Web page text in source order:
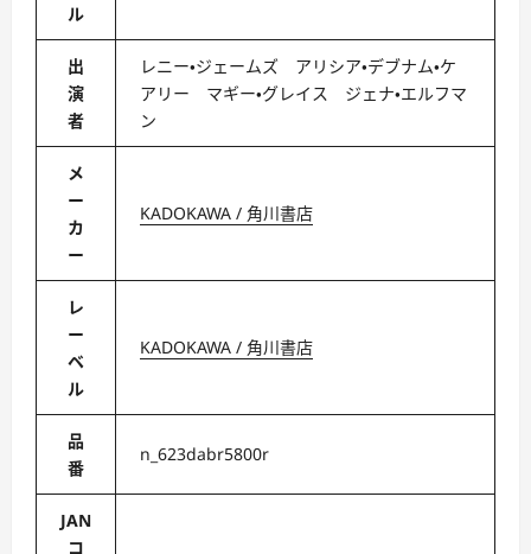
ル
出
演
者
レニー・ジェームズ アリシア・デブナム・ケ
アリー マギー・グレイス ジェナ・エルフマ
ン
メ
ー
カ
ー
KADOKAWA / 角川書店
レ
ー
ベ
ル
KADOKAWA / 角川書店
品
番
n_623dabr5800r
JAN
コ